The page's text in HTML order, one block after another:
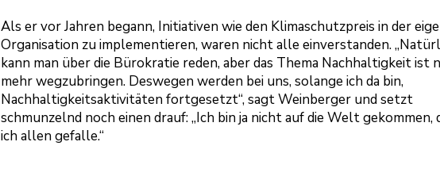
Als er vor Jahren begann, Initiativen wie den Klimaschutzpreis in der
Organisation zu implementieren, waren nicht alle einverstanden.
kann man über die Bürokratie reden, aber das Thema Nachhaltigkeit ist
mehr wegzubringen. Deswegen werden bei uns, solange ich da bin,
Nachhaltigkeitsaktivitäten fortgesetzt“, sagt Weinberger und setzt
schmunzelnd noch einen drauf: „Ich bin ja nicht auf die Welt gekommen,
ich allen gefalle.“